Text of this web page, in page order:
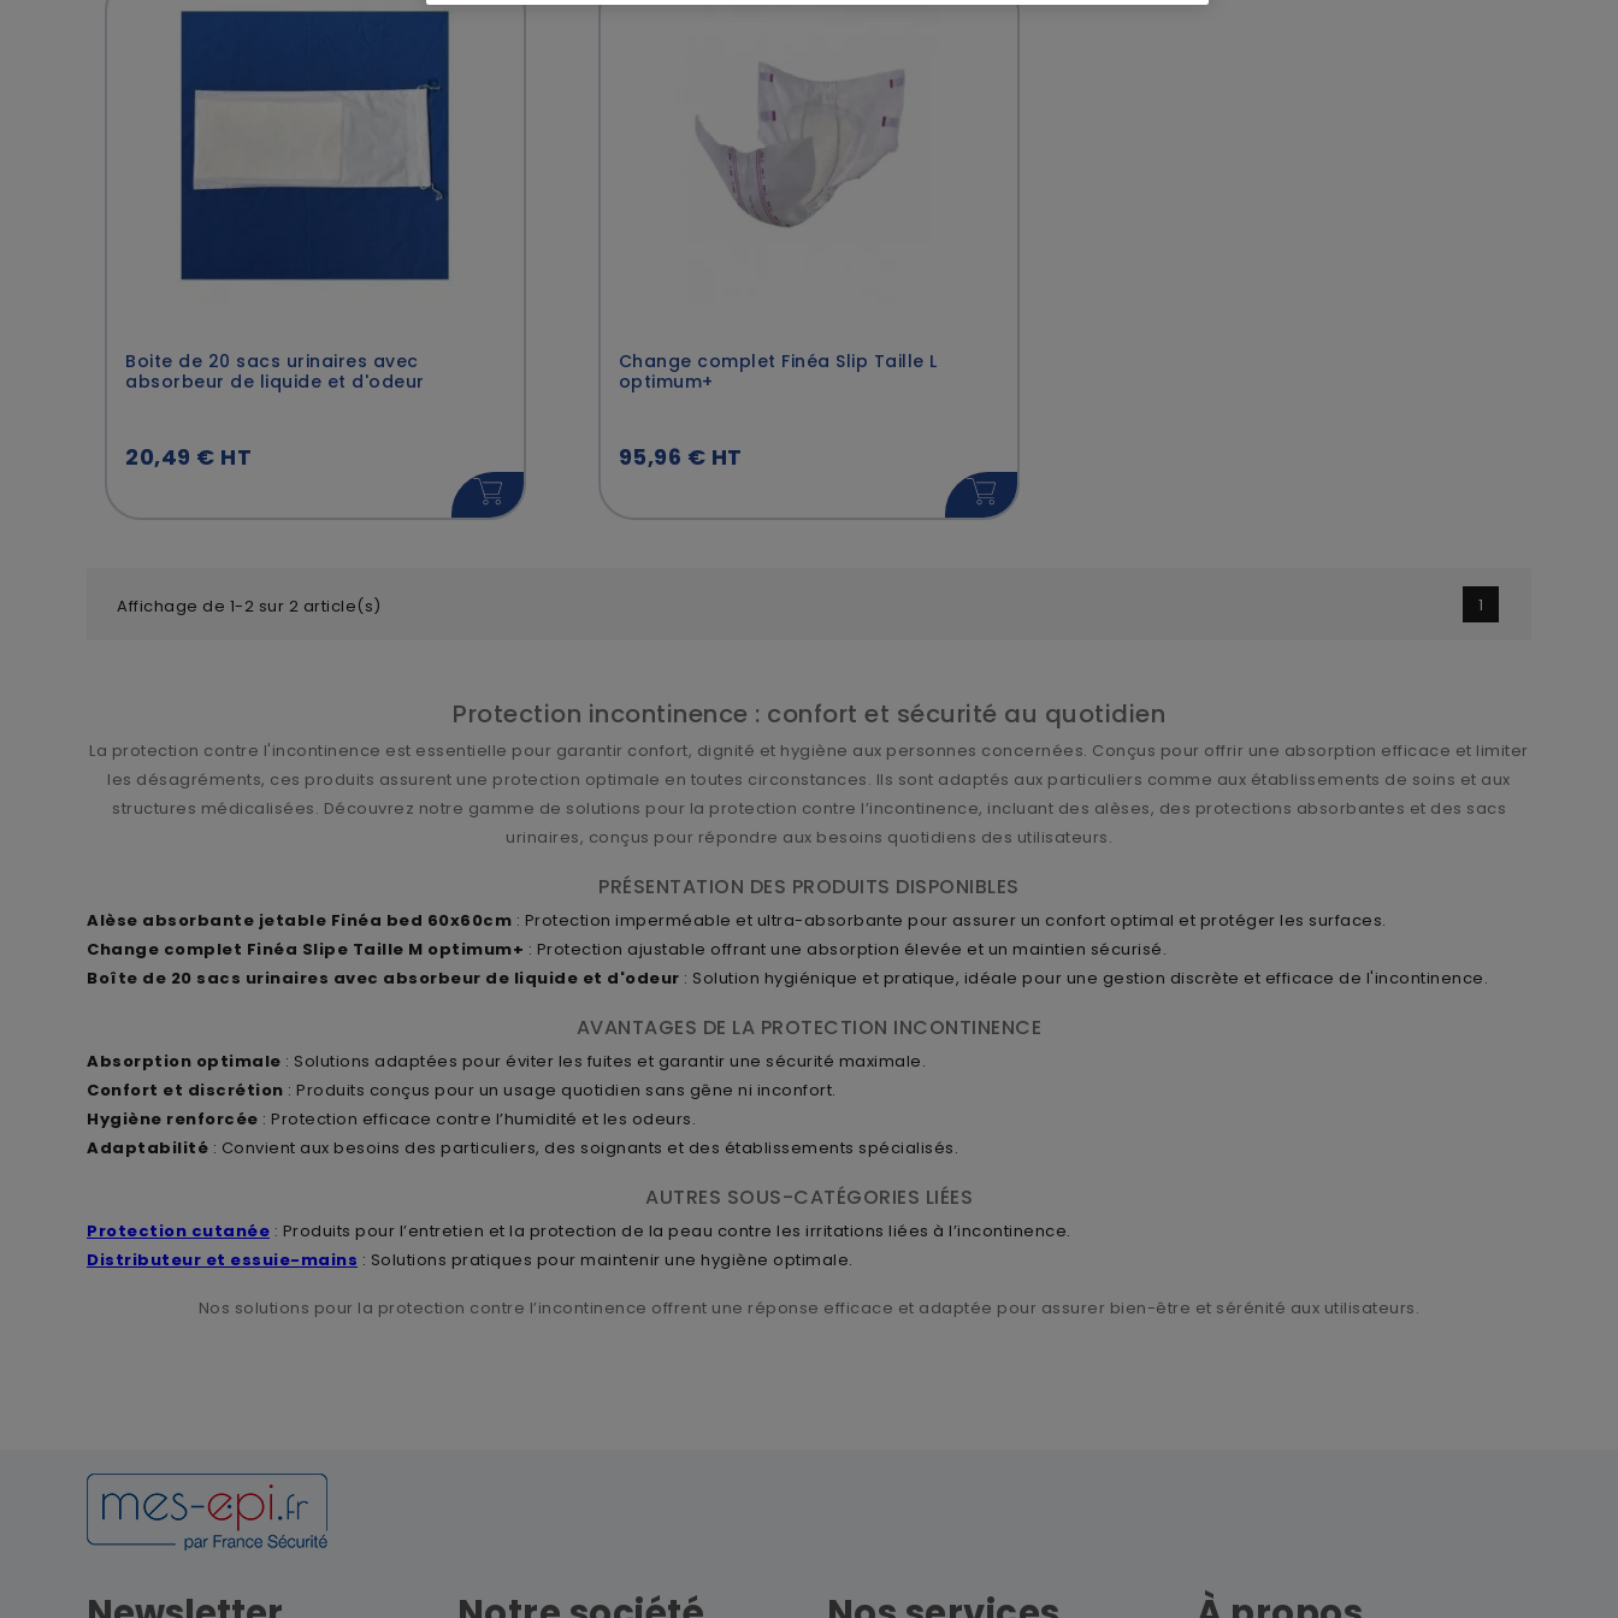
Transport & Logistique(1)
Boite de 20 sacs urinaires avec
absorbeur de liquide et d'odeur
20,49 € HT
Change complet Finéa Slip Taille L
optimum+
95,96 € HT
Affichage de 1-2 sur 2 article(s) 1
Protection incontinence : confort et sécurité au quotidien
La protection contre l'incontinence est essentielle pour garantir confort, dignité et hygiène aux personnes concernées. Conçus pour offrir une absorption efficace et limiter
les désagréments, ces produits assurent une protection optimale en toutes circonstances. Ils sont adaptés aux particuliers comme aux établissements de soins et aux
structures médicalisées. Découvrez notre gamme de solutions pour la protection contre l’incontinence, incluant des alèses, des protections absorbantes et des sacs
urinaires, conçus pour répondre aux besoins quotidiens des utilisateurs.
PRÉSENTATION DES PRODUITS DISPONIBLES
Alèse absorbante jetable Finéa bed 60x60cm : Protection imperméable et ultra-absorbante pour assurer un confort optimal et protéger les surfaces.
Change complet Finéa Slipe Taille M optimum+ : Protection ajustable offrant une absorption élevée et un maintien sécurisé.
Boîte de 20 sacs urinaires avec absorbeur de liquide et d'odeur : Solution hygiénique et pratique, idéale pour une gestion discrète et efficace de l'incontinence.
AVANTAGES DE LA PROTECTION INCONTINENCE
Absorption optimale : Solutions adaptées pour éviter les fuites et garantir une sécurité maximale.
Confort et discrétion : Produits conçus pour un usage quotidien sans gêne ni inconfort.
Hygiène renforcée : Protection efficace contre l’humidité et les odeurs.
Adaptabilité : Convient aux besoins des particuliers, des soignants et des établissements spécialisés.
AUTRES SOUS-CATÉGORIES LIÉES
Protection cutanée : Produits pour l’entretien et la protection de la peau contre les irritations liées à l’incontinence.
Distributeur et essuie-mains : Solutions pratiques pour maintenir une hygiène optimale.
Nos solutions pour la protection contre l’incontinence offrent une réponse efficace et adaptée pour assurer bien-être et sérénité aux utilisateurs.